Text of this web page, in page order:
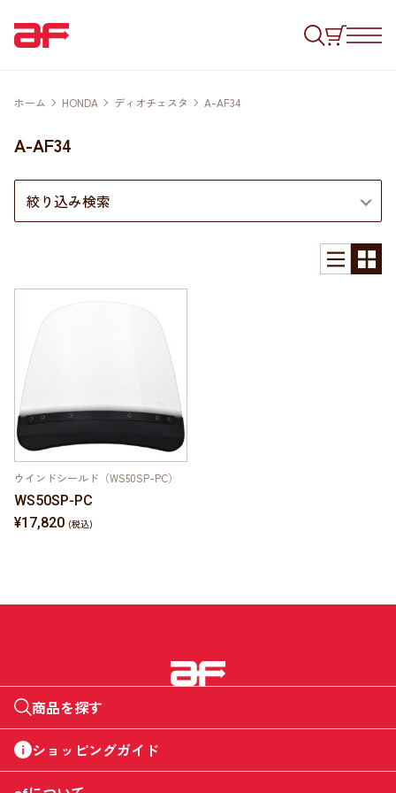
ホーム HONDA ディオチェスタ A-AF34
A-AF34
絞り込み検索
ウインドシールド（WS50SP-PC）
WS50SP-PC
¥17,820
商品を探す
ショッピングガイド